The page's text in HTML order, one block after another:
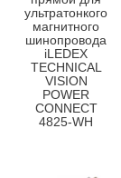
ультратонкого
магнитного
шинопровода
iLEDEX
TECHNICAL
VISION
POWER
CONNECT
4825-WH